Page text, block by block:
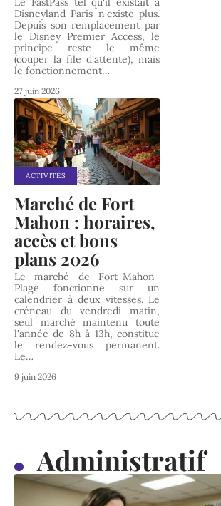
Disneyland Paris n'existe plus.
Depuis son remplacement par
le Disney Premier Access, le
principe reste le même
(couper la file d'attente), mais
le fonctionnement…
27 juin 2026
ACTIVITÉS
Marché de Fort
Mahon : horaires,
accès et bons
plans 2026
Le marché de Fort-Mahon-
Plage fonctionne sur un
calendrier à deux vitesses. Le
créneau du vendredi matin,
seul marché maintenu toute
l'année de 8h à 13h, constitue
le rendez-vous permanent.
Le…
9 juin 2026
Administratif